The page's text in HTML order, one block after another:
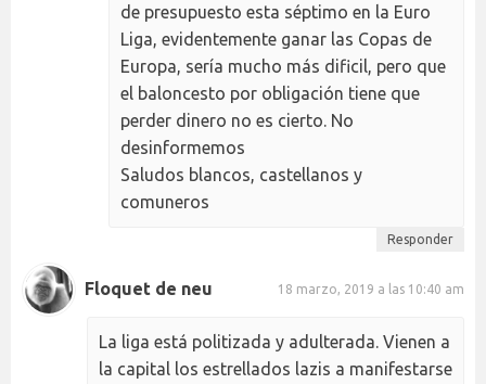
de presupuesto esta séptimo en la Euro
Liga, evidentemente ganar las Copas de
Europa, sería mucho más dificil, pero que
el baloncesto por obligación tiene que
perder dinero no es cierto. No
desinformemos
Saludos blancos, castellanos y
comuneros
Responder
Floquet de neu 18 marzo, 2019 a las 10:40 am
La liga está politizada y adulterada. Vienen a
la capital los estrellados lazis a manifestarse